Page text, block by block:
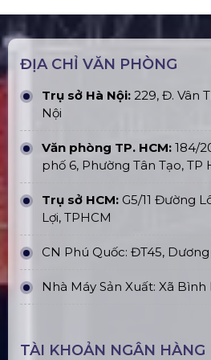
ĐỊA CHỈ VĂN PHÒNG
Trụ sở Hà Nội: 229, Đ. Vân
Nội
Văn phòng TP. HCM: 184/
phố 6, Phường Tân Tạo, TP
Trụ sở HCM: G5/11 Đường
Lợi, TPHCM
CN Phú Quốc: ĐT45,
Nhà Máy Sản Xuất: Xã Bình
TÀI KHOẢN NGÂN HÀNG